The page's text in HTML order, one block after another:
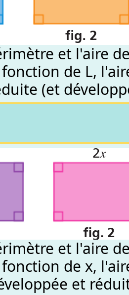
et l'aire
de L,
(et
et l'aire
de x,
et